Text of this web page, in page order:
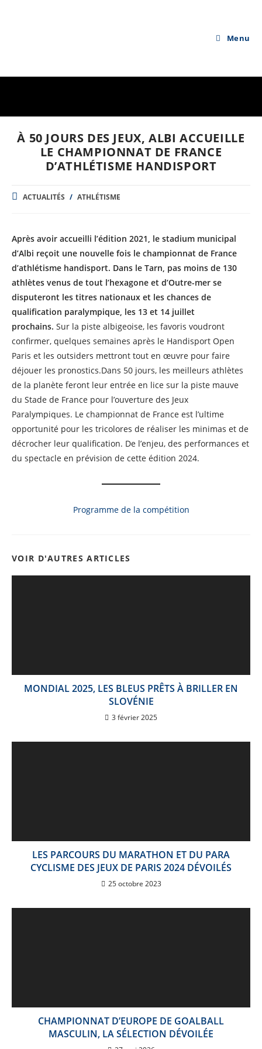
Menu
À 50 JOURS DES JEUX, ALBI ACCUEILLE
LE CHAMPIONNAT DE FRANCE
D’ATHLÉTISME HANDISPORT
POST
CATEGORY:
ACTUALITÉS / ATHLÉTISME
Après avoir accueilli l’édition 2021, le stadium municipal
d’Albi reçoit une nouvelle fois le championnat de France
d’athlétisme handisport. Dans le Tarn, pas moins de 130
athlètes venus de tout l’hexagone et d’Outre-mer se
disputeront les titres nationaux et les chances de
qualification paralympique, les 13 et 14 juillet
prochains. Sur la piste albigeoise, les favoris voudront
confirmer, quelques semaines après le Handisport Open
Paris et les outsiders mettront tout en œuvre pour faire
déjouer les pronostics.Dans 50 jours, les meilleurs athlètes
de la planète feront leur entrée en lice sur la piste mauve
du Stade de France pour l’ouverture des Jeux
Paralympiques. Le championnat de France est l’ultime
opportunité pour les tricolores de réaliser les minimas et de
décrocher leur qualification. De l’enjeu, des performances et
du spectacle en prévision de cette édition 2024.
Programme de la compétition
VOIR D'AUTRES ARTICLES
MONDIAL 2025, LES BLEUS PRÊTS À BRILLER EN
SLOVÉNIE
3 février 2025
LES PARCOURS DU MARATHON ET DU PARA
CYCLISME DES JEUX DE PARIS 2024 DÉVOILÉS
25 octobre 2023
CHAMPIONNAT D’EUROPE DE GOALBALL
MASCULIN, LA SÉLECTION DÉVOILÉE